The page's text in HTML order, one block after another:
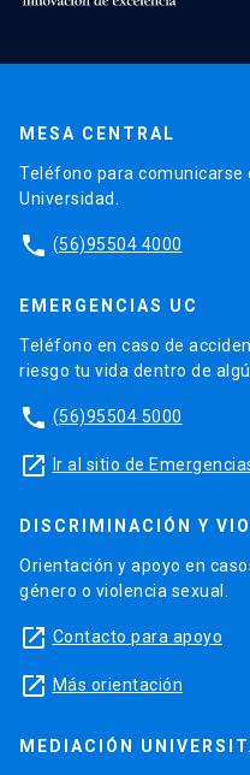
MESA CENTRAL
Teléfono para comunicarse
Universidad.
phone (56)95504 4000
EMERGENCIAS UC
Teléfono en caso de
riesgo tu vida dentro de
phone (56)95504 5000
launch Ir al sitio de
DISCRIMINACIÓN Y
Orientación y apoyo en
género o violencia sexual.
launch Contacto para apoyo
launch Más orientación
MEDIACIÓN